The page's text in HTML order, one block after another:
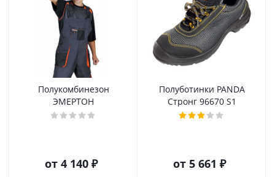
Полукомбинезон
ЭМЕРТОН
от 4 140 ₽
Полуботинки PANDA
Стронг 96670 S1
от 5 661 ₽